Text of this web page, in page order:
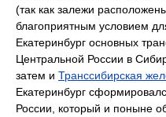
(так как залежи
благоприятным условием
Екатеринбург основных
Центральной России в
затем и Транссибирская
Екатеринбург
России, который и поныне